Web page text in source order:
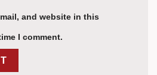
and website in this
I comment.